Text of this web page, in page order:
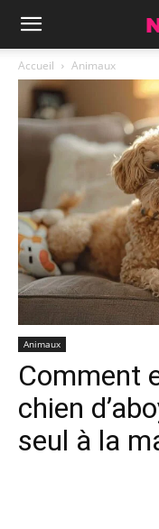
Accueil Animaux
Animaux
Comment
chien
seul à la